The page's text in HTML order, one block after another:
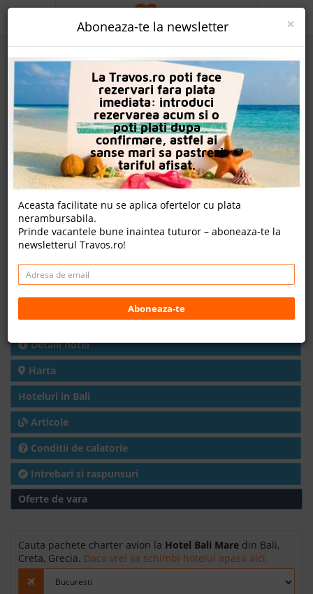
Hotel Bali Mare
nota Travos: 7.3
Bali, Creta, Grecia
Bal, Balíon, 74057, Grecia
Distanta fata de plaja: 450m
Charter avion
Detalii hotel
Harta
Hoteluri in Bali
Articole
Conditii de calatorie
Intrebari si raspunsuri
Oferte de vara
Cauta pachete charter avion la Hotel Bali Mare din Bali,
Creta, Grecia. Daca vrei sa schimbi hotelul apasa aici.
PROMO
CAUTA REZERVARE
OFERTA PERSONALIZATA
DESPRE NOI
LOGIN
CAZARE
CHARTER AVION
CAZARE + AUTOCAR
CONTACT
+40 376 444 888
LEI EURO
×
Aboneaza-te la newsletter
La Travos.ro poti face
rezervari fara plata
imediata: introduci
rezervarea acum si o
poti plati dupa
confirmare, astfel ai
sanse mari sa pastrezi
tariful afisat.
Aceasta facilitate nu se aplica ofertelor cu plata
nerambursabila.
Prinde vacantele bune inaintea tuturor – aboneaza-te la
newsletterul Travos.ro!
Aboneaza-te